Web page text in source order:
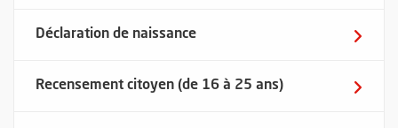
Déclaration de naissance
Recensement citoyen (de 16 à 25 ans)